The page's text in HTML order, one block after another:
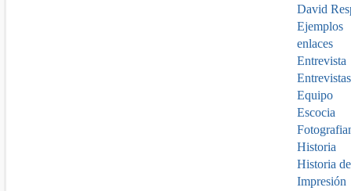
David
Ejemplos
enlaces
Entrevista
Entrevistas
Equipo
Escocia
Historia
Historia
Impresión